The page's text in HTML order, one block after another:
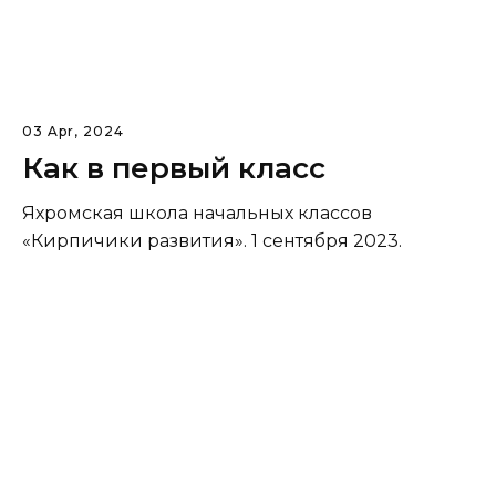
03 Apr, 2024
Как в первый класс
Яхромская школа начальных классов
«Кирпичики развития». 1 сентября 2023.